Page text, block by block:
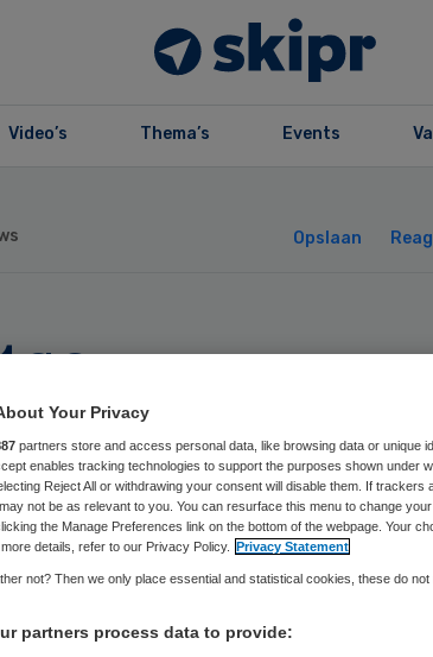
Video’s Thema’s Events
Opslaan
Your Privacy
partners store and access personal data, like browsing data or unique
enables tracking technologies to support the purposes shown under
Reject All or withdrawing your consent will disable them. If trackers
not be as relevant to you. You can resurface this menu to change
the Manage Preferences link on the bottom of the webpage. Your
details, refer to our Privacy Policy. Privacy Statement
not? Then we only place essential and statistical cookies, these do
partners process data to provide: